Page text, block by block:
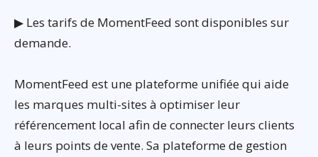
▶ Les tarifs de MomentFeed sont disponibles sur
demande.
MomentFeed est une plateforme unifiée qui aide
les marques multi-sites à optimiser leur
référencement local afin de connecter leurs clients
à leurs points de vente. Sa plateforme de gestion